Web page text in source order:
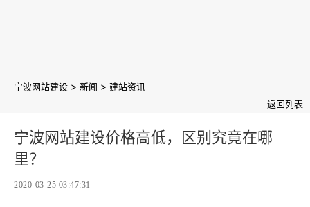
宁波网站建设 > 新闻 > 建站资讯
返回列表
宁波网站建设价格高低，区别究竟在哪
里？
2020-03-25 03:47:31